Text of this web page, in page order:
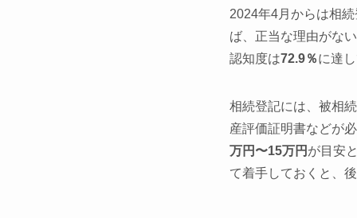
2024年4月からは相
ば、正当な理由がな
認知度は72.9％に達
相続登記には、被相
産評価証明書などが
万円〜15万円 が目安
て着手しておくと、